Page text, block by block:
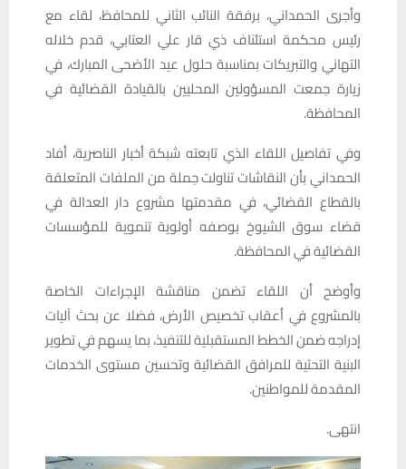
وأجرى الحمداني، برفقة النائب الثاني للمحافظ، لقاء مع
رئيس محكمة استئناف ذي قار علي العتابي، قدم خلاله
التهاني والتبريكات بمناسبة حلول عيد الأضحى المبارك، في
زيارة جمعت المسؤولين المحليين بالقيادة القضائية في
المحافظة.
وفي تفاصيل اللقاء الذي تابعته شبكة أخبار الناصرية، أفاد
الحمداني بأن النقاشات تناولت جملة من الملفات المتعلقة
بالقطاع القضائي، في مقدمتها مشروع دار العدالة في
قضاء سوق الشيوخ بوصفه أولوية تنموية للمؤسسات
القضائية في المحافظة.
وأوضح أن اللقاء تضمن مناقشة الإجراءات الخاصة
بالمشروع في أعقاب تخصيص الأرض، فضلا عن بحث آليات
إدراجه ضمن الخطط المستقبلية للتنفيذ، بما يسهم في تطوير
البنية التحتية للمرافق القضائية وتحسين مستوى الخدمات
المقدمة للمواطنين.
انتهى.